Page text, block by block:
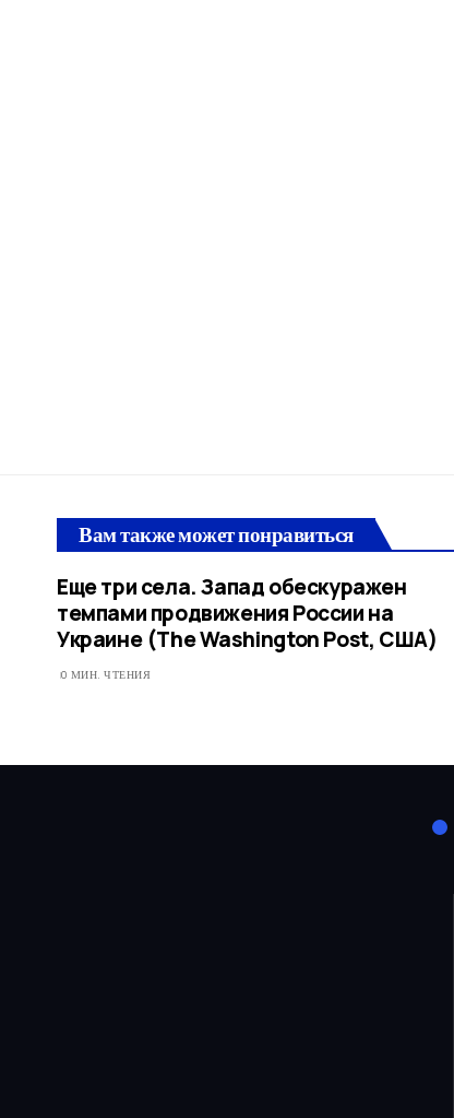
Вам также может понравиться
Еще три села. Запад обескуражен
темпами продвижения России на
Украине (The Washington Post, США)
0 МИН. ЧТЕНИЯ